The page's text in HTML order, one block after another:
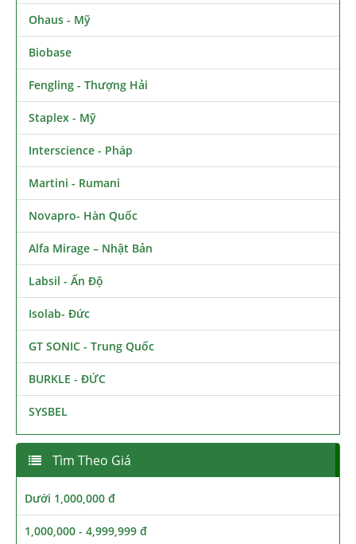
Ohaus - Mỹ
Biobase
Fengling - Thượng Hải
Staplex - Mỹ
Interscience - Pháp
Martini - Rumani
Novapro- Hàn Quốc
Alfa Mirage – Nhật Bản
Labsil - Ấn Độ
Isolab- Đức
GT SONIC - Trung Quốc
BURKLE - ĐỨC
SYSBEL
Tìm Theo Giá
Dưới 1,000,000 đ
1,000,000 - 4,999,999 đ